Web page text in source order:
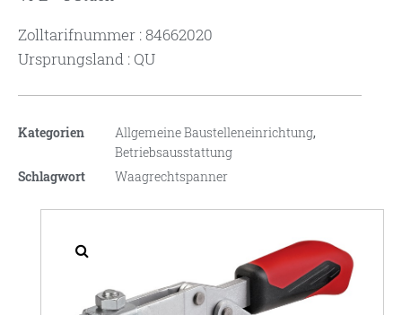
Zolltarifnummer : 84662020
Ursprungsland : QU
Kategorien Allgemeine Baustelleneinrichtung,
Betriebsausstattung
Schlagwort
Waagrechtspanner